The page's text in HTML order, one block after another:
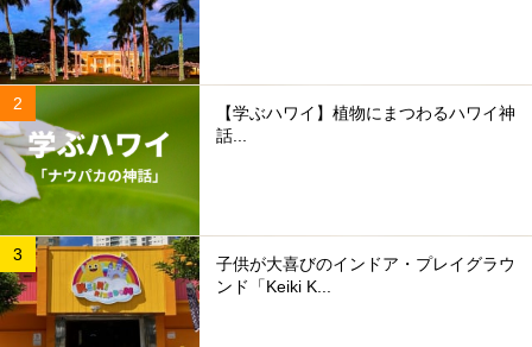
【学ぶハワイ】植物にまつわるハワイ神
話...
子供が大喜びのインドア・プレイグラウ
ンド「Keiki K...